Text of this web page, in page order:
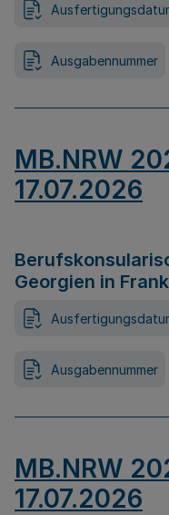
Ausgabennummer
MB.NRW
17.07.2026
Georgien in
Ausgabennummer
MB.NRW
17.07.2026